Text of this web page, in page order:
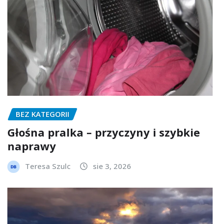
BEZ KATEGORII
Głośna pralka – przyczyny i szybkie
naprawy
Teresa Szulc sie 3, 2026